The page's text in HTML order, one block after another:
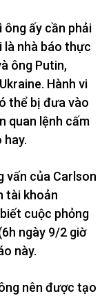
ông ấy cần phải
là nhà báo thực
ông Putin,
Hành vi
thể bị đưa vào
quan lệnh cấm
hay.
vấn của Carlson
tài khoản
cuộc phỏng
ngày 9/2 giờ
này.
nên được tạo